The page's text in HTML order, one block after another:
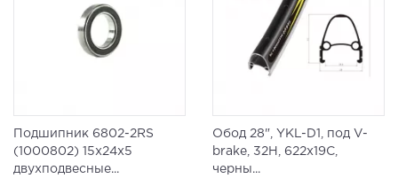
Подшипник 6802-2RS
(1000802) 15x24x5
двухподвесные...
Обод 28", YKL-D1, под V-
brake, 32H, 622x19С,
черны...